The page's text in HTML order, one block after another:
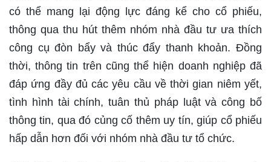
có thể mang lại động lực đáng kể cho cổ phiếu,
thông qua thu hút thêm nhóm nhà đầu tư ưa thích
công cụ đòn bẩy và thúc đẩy thanh khoản. Đồng
thời, thông tin trên cũng thể hiện doanh nghiệp đã
đáp ứng đầy đủ các yêu cầu về thời gian niêm yết,
tình hình tài chính, tuân thủ pháp luật và công bố
thông tin, qua đó củng cố thêm uy tín, giúp cổ phiếu
hấp dẫn hơn đối với nhóm nhà đầu tư tổ chức.